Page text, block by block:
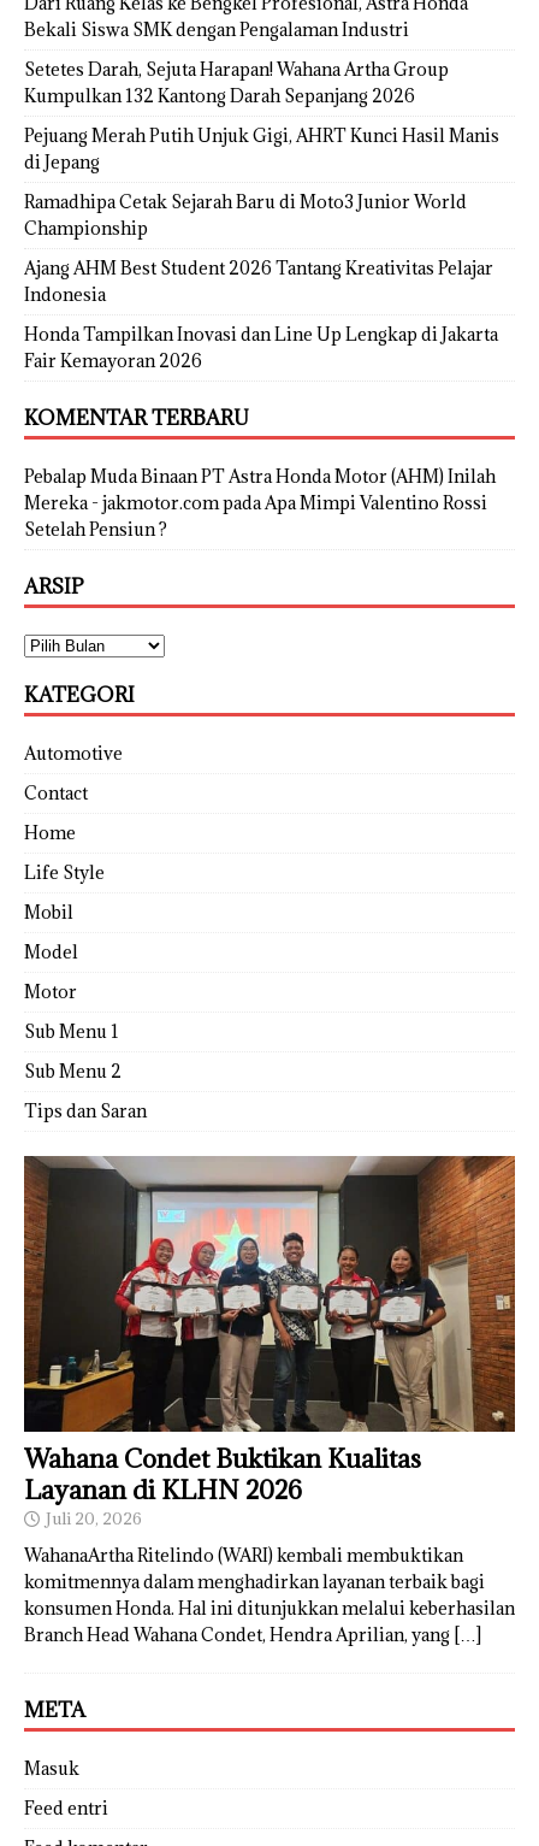
Bekali Siswa SMK dengan Pengalaman Industri
Setetes Darah, Sejuta Harapan! Wahana Artha Group
Kumpulkan 132 Kantong Darah Sepanjang 2026
Pejuang Merah Putih Unjuk Gigi, AHRT Kunci Hasil Manis
di Jepang
Ramadhipa Cetak Sejarah Baru di Moto3 Junior World
Championship
Ajang AHM Best Student 2026 Tantang Kreativitas Pelajar
Indonesia
Honda Tampilkan Inovasi dan Line Up Lengkap di Jakarta
Fair Kemayoran 2026
KOMENTAR TERBARU
Pebalap Muda Binaan PT Astra Honda Motor (AHM) Inilah
Mereka - jakmotor.compada Apa Mimpi Valentino Rossi
Setelah Pensiun ?
ARSIP
KATEGORI
Automotive
Contact
Home
Life Style
Mobil
Model
Motor
Sub Menu 1
Sub Menu 2
Tips dan Saran
Wahana Condet Buktikan Kualitas
Layanan di KLHN 2026
Juli 20, 2026
WahanaArtha Ritelindo (WARI) kembali membuktikan
komitmennya dalam menghadirkan layanan terbaik bagi
konsumen Honda. Hal ini ditunjukkan melalui keberhasilan
Branch Head Wahana Condet, Hendra Aprilian, yang […]
META
Masuk
Feed entri